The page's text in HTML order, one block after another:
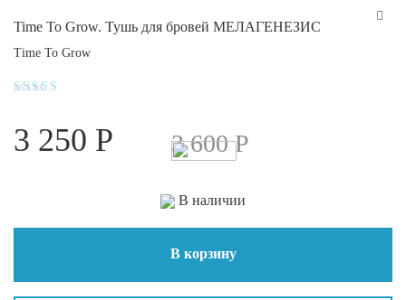
Time To Grow. Тушь для бровей МЕЛАГЕНЕЗИС
Time To Grow
из 5
3 250 Р 3 600Р
В наличии
В корзину